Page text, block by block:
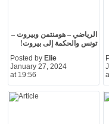
الرياضي – هومنتمن وبيروت –
تونس والحكمة إلى بيروت!
Posted by Elie
January 27, 2024
at 19:56